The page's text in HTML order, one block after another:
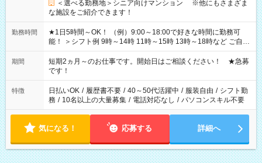
＜選べる勤務地＞シニア向けマンション ※他にもさまざま
な施設をご紹介できます！
勤務時間
★1日5時間～OK！ （例）9:00～18:00で好きな時間に勤務可
能！ ＞シフト例 9時～14時 11時～15時 13時～18時など ご自身
のご都合に合わせて勤務時間をご相談ください！ ★家庭の都合
でお休みや時間の調整が必要な場合も遠慮なくご相談くださ
い。
期間
短期2ヵ月～のお仕事です。開始日はご相談ください！ ★急募
です！
特徴 日払いOK / 履歴書不要 / 40～50代活躍中 / 服装自由 / シフト勤
務 / 10名以上の大量募集 / 電話対応なし / パソコンスキル不要
気になる！ 応募する 詳細へ